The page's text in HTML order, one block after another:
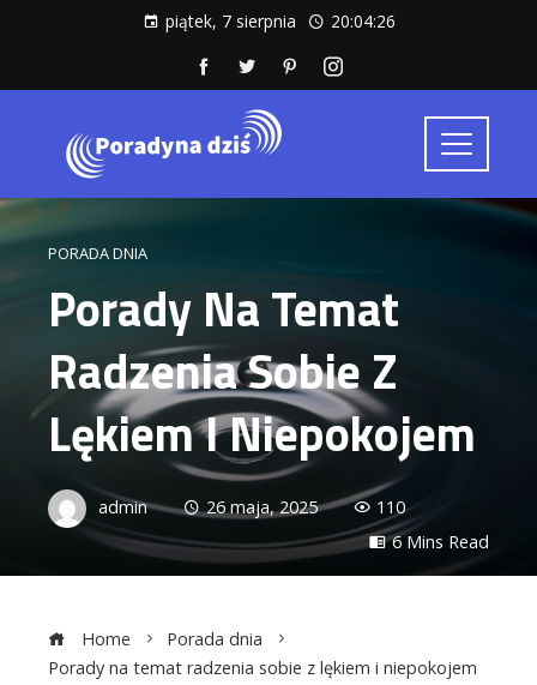
piątek, 7 sierpnia 20:04:27
PORADA DNIA
Porady Na Temat
Radzenia Sobie Z
Lękiem I Niepokojem
admin 26 maja, 2025
110
6 Mins Read
Home
Porada dnia
Porady na temat radzenia sobie z lękiem i niepokojem